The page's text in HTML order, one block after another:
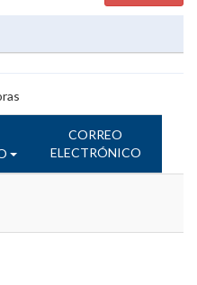
CORREO
ELECTRÓNICO